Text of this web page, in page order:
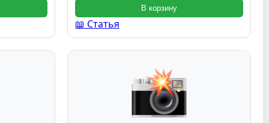
В корзину
📖 Статья